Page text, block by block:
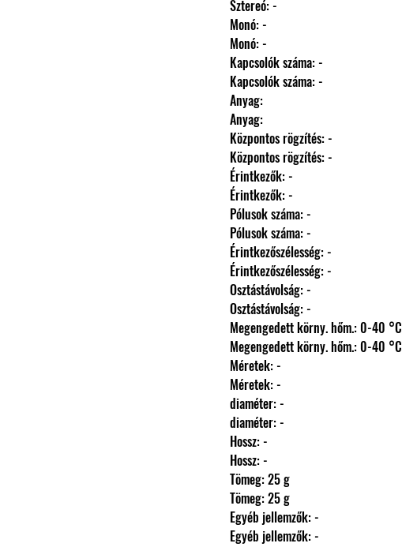
                Sztereó: -
                Monó: -
                Monó: -
                Kapcsolók száma: -
                Kapcsolók száma: -
                Anyag:
                Anyag:
                Központos rögzítés: -
                Központos rögzítés: -
                Érintkezők: -
                Érintkezők: -
                Pólusok száma: -
                Pólusok száma: -
                Érintkezőszélesség: -
                Érintkezőszélesség: -
                Osztástávolság: -
                Osztástávolság: -
                Megengedett körny. hőm.: 0-40 °C
                Megengedett körny. hőm.: 0-40 °C
                Méretek: -
                Méretek: -
                diaméter: -
                diaméter: -
                Hossz: -
                Hossz: -
                Tömeg: 25 g
                Tömeg: 25 g
                Egyéb jellemzők: -
                Egyéb jellemzők: -